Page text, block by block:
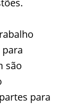
são
para